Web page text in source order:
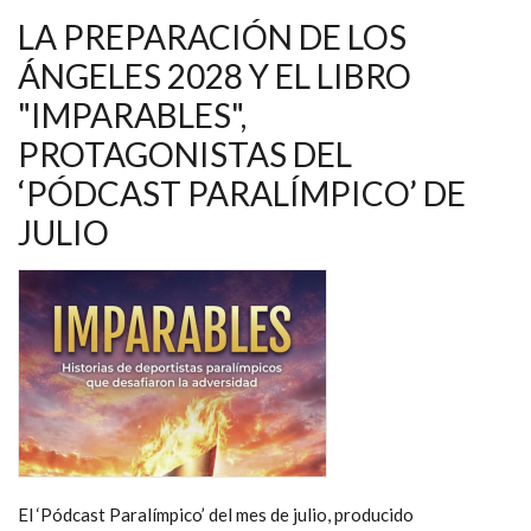
LA PREPARACIÓN DE LOS
ÁNGELES 2028 Y EL LIBRO
"IMPARABLES",
PROTAGONISTAS DEL
‘PÓDCAST PARALÍMPICO’ DE
JULIO
El ‘Pódcast Paralímpico’ del mes de julio, producido